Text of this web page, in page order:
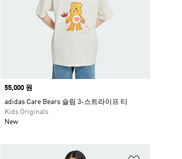
Price
55,000 원
adidas Care Bears 슬림 3-스트라이프 티
Kids Originals
New